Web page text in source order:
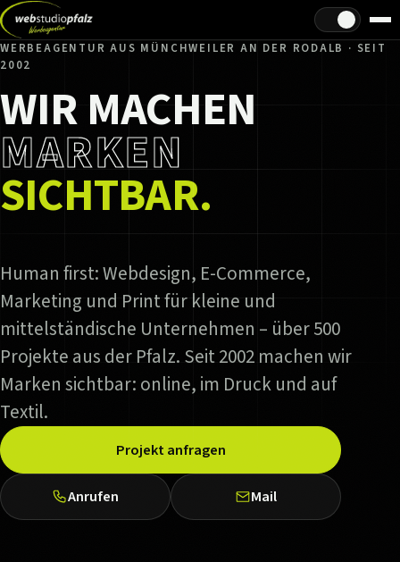
Hell/Dunkel
WERBEAGENTUR AUS MÜNCHWEILER AN DER RODALB · SEIT
2002
WIR MACHEN
MARKEN
SICHTBAR.
Human first: Webdesign, E-Commerce,
Marketing und Print für kleine und
mittelständische Unternehmen – über 500
Projekte aus der Pfalz. Seit 2002 machen wir
Marken sichtbar: online, im Druck und auf
Textil.
Projekt anfragen
Anrufen Mail